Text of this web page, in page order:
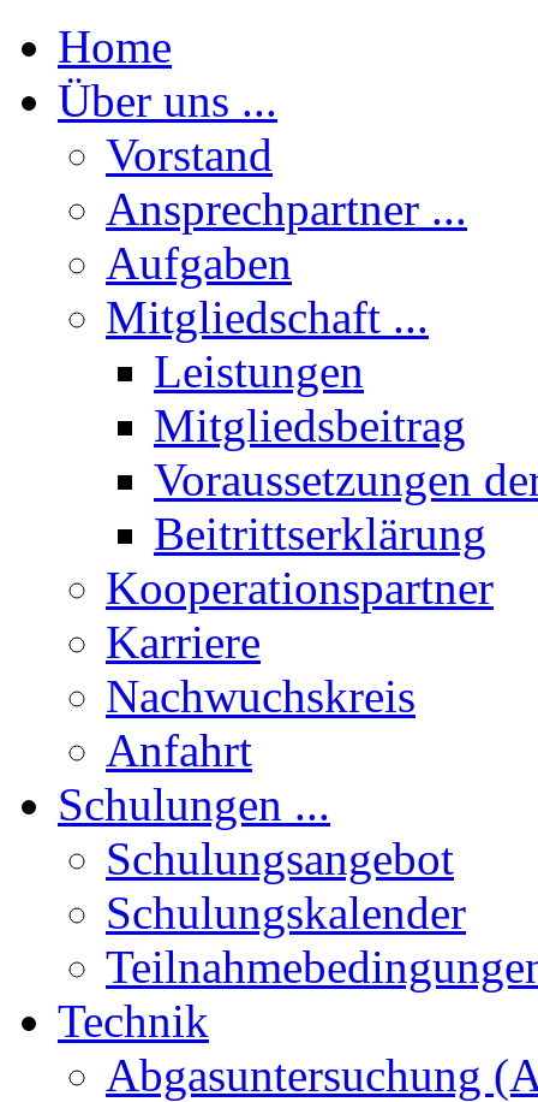
Home
Über uns ...
Vorstand
Ansprechpartner ...
Aufgaben
Mitgliedschaft ...
Leistungen
Mitgliedsbeitrag
Voraussetzungen
Beitrittserklärung
Kooperationspartner
Karriere
Nachwuchskreis
Anfahrt
Schulungen ...
Schulungsangebot
Schulungskalender
Technik
Abgasuntersuchung